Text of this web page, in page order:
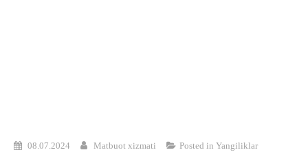
08.07.2024 Matbuot xizmati Posted in Yangiliklar